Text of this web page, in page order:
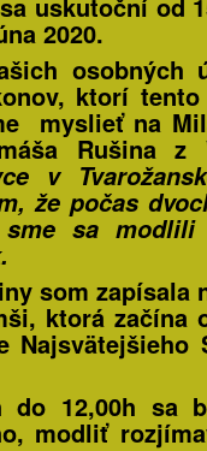
2020.
osobných
ktorí
myslieť na
Rušina z
v
že počas
sa modlili
som zapísala
ktorá začína
do 12,00h sa
modliť